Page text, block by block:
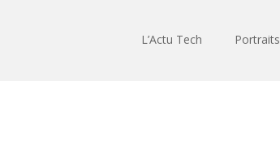
L’Actu Tech Portraits